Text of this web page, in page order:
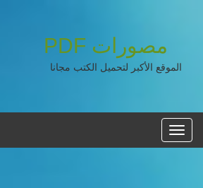
مصورات PDF
الموقع الأكبر لتحميل الكتب مجانا
القائمه
الرئيسية